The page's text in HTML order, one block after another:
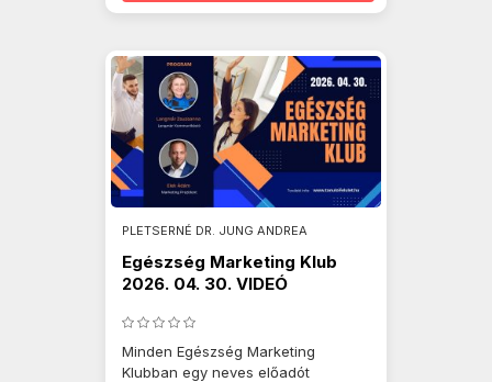
PLETSERNÉ DR. JUNG ANDREA
Egészség Marketing Klub
2026. 04. 30. VIDEÓ
Minden Egészség Marketing
Klubban egy neves előadót